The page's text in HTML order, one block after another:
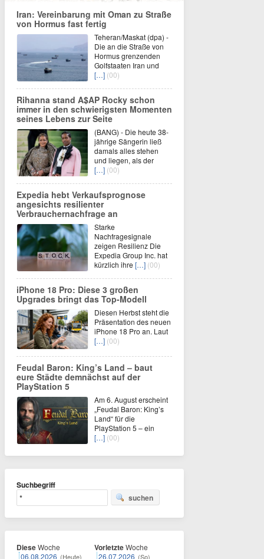
Iran: Vereinbarung mit Oman zu Straße
von Hormus fast fertig
Teheran/Maskat (dpa) -
Die an die Straße von
Hormus grenzenden
Golfstaaten Iran und
[…] (00)
Rihanna stand A$AP Rocky schon
immer in den schwierigsten Momenten
seines Lebens zur Seite
(BANG) - Die heute 38-
jährige Sängerin ließ
damals alles stehen
und liegen, als der
[…] (00)
Expedia hebt Verkaufsprognose
angesichts resilienter
Verbrauchernachfrage an
Starke
Nachfragesignale
zeigen Resilienz Die
Expedia Group Inc. hat
kürzlich ihre […] (00)
iPhone 18 Pro: Diese 3 großen
Upgrades bringt das Top-Modell
Diesen Herbst steht die
Präsentation des neuen
iPhone 18 Pro an. Laut
[…] (00)
Feudal Baron: King’s Land – baut
eure Städte demnächst auf der
PlayStation 5
Am 6. August erscheint
„Feudal Baron: King’s
Land“ für die
PlayStation 5 – ein
[…] (00)
Suchbegriff
suchen
DieseWoche
06.08.2026 (Heute)
VorletzteWoche
26.07.2026 (So)